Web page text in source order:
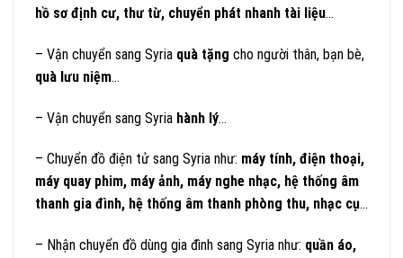
hồ sơ định cư, thư từ, chuyển phát nhanh tài liệu…
– Vận chuyển sang Syria quà tặng cho người thân, bạn bè,
quà lưu niệm…
– Vận chuyển sang Syria hành lý…
– Chuyển đồ điện tử sang Syria như: máy tính, điện thoại,
máy quay phim, máy ảnh, máy nghe nhạc, hệ thống âm
thanh gia đình, hệ thống âm thanh phòng thu, nhạc cụ…
– Nhận chuyển đồ dùng gia đình sang Syria như: quần áo,